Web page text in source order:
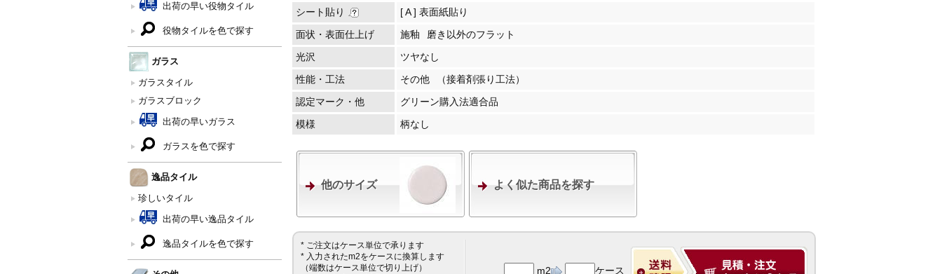
出荷の早い役物タイル
役物タイルを色で探す
ガラス
ガラスタイル
ガラスブロック
出荷の早いガラス
ガラスを色で探す
逸品タイル
珍しいタイル
出荷の早い逸品タイル
逸品タイルを色で探す
シート貼り
[ A ] 表面紙貼り
面状・表面仕上げ
施釉
磨き以外のフラット
光沢
ツヤなし
性能・工法
その他
（接着剤張り工法）
認定マーク・他
グリーン購入法適合品
模様
柄なし
他のサイズ よく似た商品を探す
* ご注文はケース単位で承ります
* 入力されたm2をケースに換算します
（端数はケース単位で切り上げ）
m2 ケース